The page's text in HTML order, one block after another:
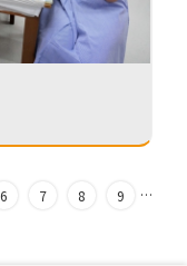
6 7 8 9 …